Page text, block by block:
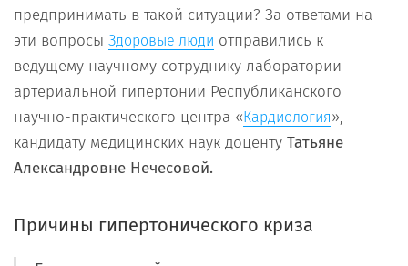
предпринимать в такой ситуации? За ответами на
эти вопросы Здоровые люди отправились к
ведущему научному сотруднику лаборатории
артериальной гипертонии Республиканского
научно-практического центра «Кардиология»,
кандидату медицинских наук доценту Татьяне
Александровне Нечесовой.
Причины гипертонического криза